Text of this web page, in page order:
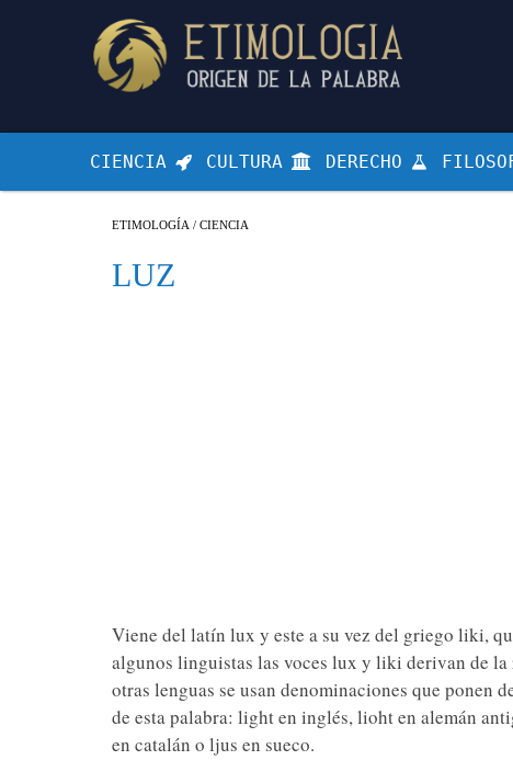
CIENCIA CULTURA DERECHO
ETIMOLOGÍA / CIENCIA
LUZ
Viene del latín lux y este a su vez del griego liki,
algunos linguistas las voces lux y liki derivan de
otras lenguas se usan denominaciones que ponen
de esta palabra: light en inglés, lioht en alemán
en catalán o ljus en sueco.